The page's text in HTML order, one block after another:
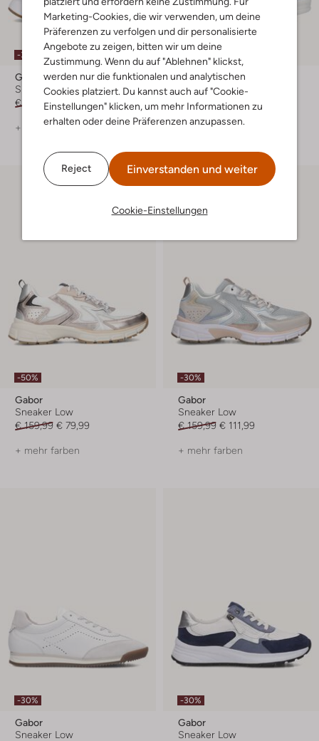
Marketing-Cookies, die wir verwenden, um deine
Präferenzen zu verfolgen und dir personalisierte
Angebote zu zeigen, bitten wir um deine
Zustimmung. Wenn du auf "Ablehnen" klickst,
werden nur die funktionalen und analytischen
Cookies platziert. Du kannst auch auf "Cookie-
Einstellungen" klicken, um mehr Informationen zu
erhalten oder deine Präferenzen anzupassen.
Reject Einverstanden und weiter
Cookie-Einstellungen
-30%
Gabor
Sneaker Low
€ 159,99 € 111,99
+ mehr farben
Gabor
Sneaker Low
€ 139,99 € 97,99
+ mehr farben
-50%
Gabor
Sneaker Low
€ 159,99 € 79,99
+ mehr farben
-30%
Gabor
Sneaker Low
€ 159,99 € 111,99
+ mehr farben
-30%
Gabor
Sneaker Low
-30%
Gabor
Sneaker Low